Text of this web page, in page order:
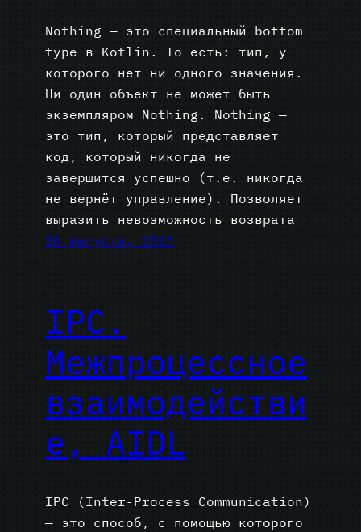
Nothing — это специальный bottom
type в Kotlin. То есть: тип, у
которого нет ни одного значения.
Ни один объект не может быть
экземпляром Nothing. Nothing —
это тип, который представляет
код, который никогда не
завершится успешно (т.е. никогда
не вернёт управление). Позволяет
выразить невозможность возврата
26 августа, 2025
IPC.
Межпроцессное
взаимодействи
е, AIDL
IPC (Inter-Process Communication)
— это способ, с помощью которого